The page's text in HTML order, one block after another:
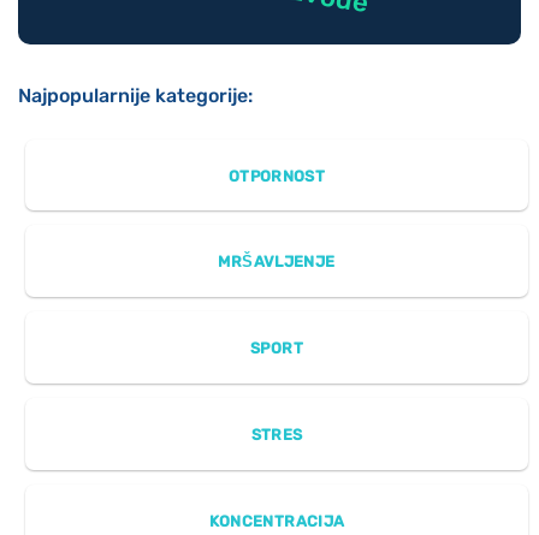
Najpopularnije kategorije:
OTPORNOST
MRŠAVLJENJE
SPORT
STRES
KONCENTRACIJA